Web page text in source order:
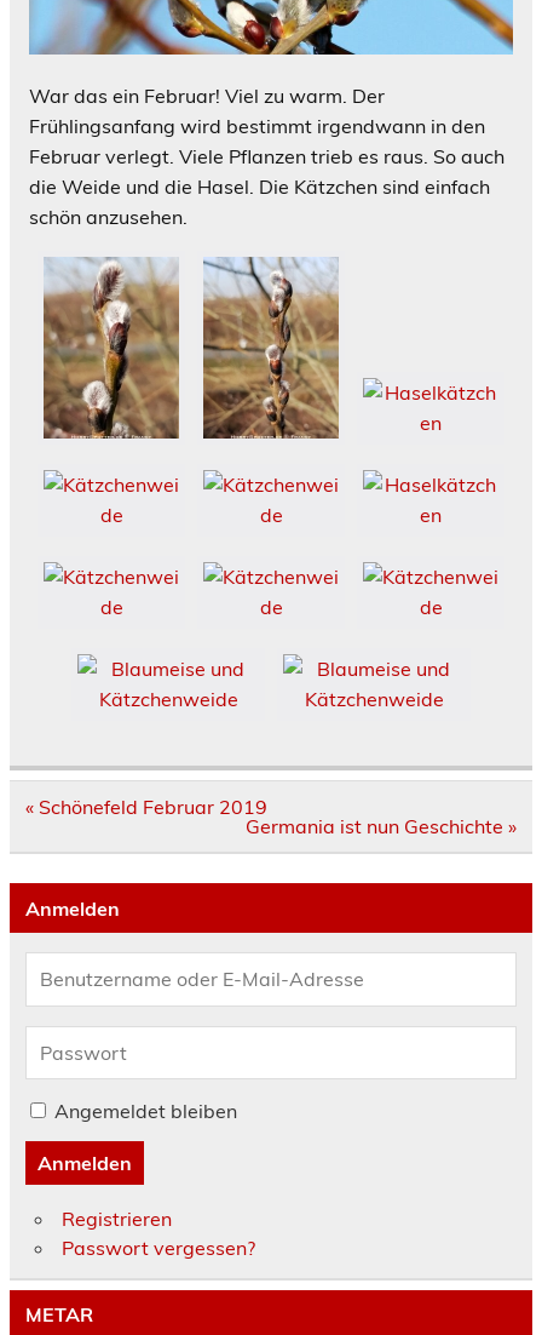
War das ein Februar! Viel zu warm. Der
Frühlingsanfang wird bestimmt irgendwann in den
Februar verlegt. Viele Pflanzen trieb es raus. So auch
die Weide und die Hasel. Die Kätzchen sind einfach
schön anzusehen.
Beitragsnavigation
« Schönefeld Februar 2019
Germania ist nun Geschichte »
Anmelden
Angemeldet bleiben
Anmelden
Registrieren
Passwort vergessen?
METAR